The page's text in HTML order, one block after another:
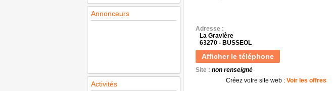
Annonceurs
Activités
Adresse :
La Gravière
63270 - BUSSEOL
Afficher le téléphone
Site : non renseigné
Créez votre site web : Voir les offres